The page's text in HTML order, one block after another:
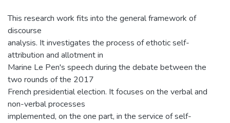
This research work fits into the general framework of
discourse
analysis. It investigates the process of ethotic self-
attribution and allotment in
Marine Le Pen's speech during the debate between the
two rounds of the 2017
French presidential election. It focuses on the verbal and
non-verbal processes
implemented, on the one part, in the service of self-